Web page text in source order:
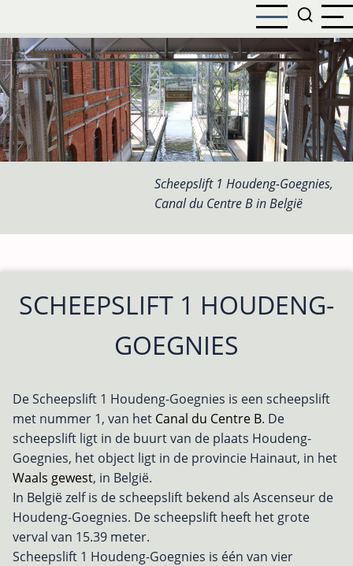
naar
de
inhoud
gaan
Scheepslift 1 Houdeng-Goegnies,
Canal du Centre B in België
SCHEEPSLIFT 1 HOUDENG-
GOEGNIES
De Scheepslift 1 Houdeng-Goegnies is een scheepslift
met nummer 1, van het Canal du Centre B. De
scheepslift ligt in de buurt van de plaats Houdeng-
Goegnies, het object ligt in de provincie Hainaut, in het
Waals gewest, in België.
In België zelf is de scheepslift bekend als Ascenseur de
Houdeng-Goegnies. De scheepslift heeft het grote
verval van 15.39 meter.
Scheepslift 1 Houdeng-Goegnies is één van vier